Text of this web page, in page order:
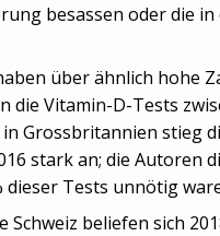
besassen oder die in
über ähnlich hohe
die Vitamin-D-Tests
in Grossbritannien stieg
stark an; die Autoren
dieser Tests unnötig
Schweiz beliefen sich